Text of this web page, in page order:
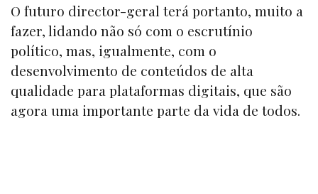
O futuro director-geral terá portanto, muito a
fazer, lidando não só com o escrutínio
político, mas, igualmente, com o
desenvolvimento de conteúdos de alta
qualidade para plataformas digitais, que são
agora uma importante parte da vida de todos.